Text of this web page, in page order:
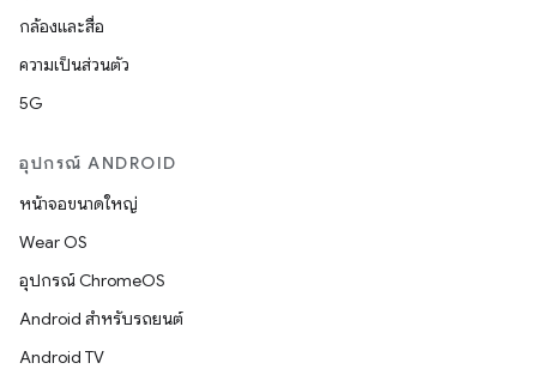
กล้องและสื่อ
ความเป็นส่วนตัว
5G
อุปกรณ์ ANDROID
หน้าจอขนาดใหญ่
Wear OS
อุปกรณ์ ChromeOS
Android สำหรับรถยนต์
Android TV